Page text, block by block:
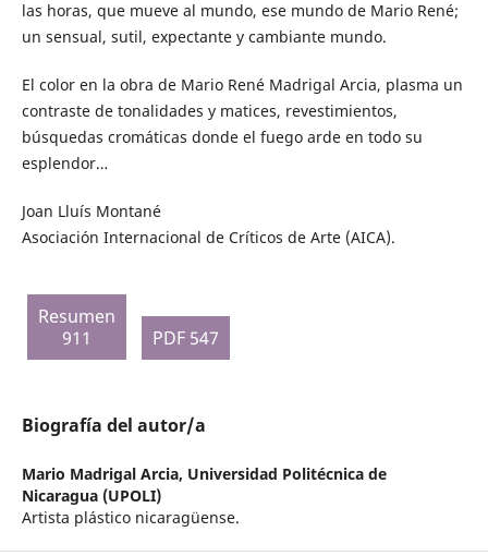
las horas, que mueve al mundo, ese mundo de Mario René;
un sensual, sutil, expectante y cambiante mundo.
El color en la obra de Mario René Madrigal Arcia, plasma un
contraste de tonalidades y matices, revestimientos,
búsquedas cromáticas donde el fuego arde en todo su
esplendor…
Joan Lluís Montané
Asociación Internacional de Críticos de Arte (AICA).
Resumen
911
PDF 547
Biografía del autor/a
Mario Madrigal Arcia, Universidad Politécnica de
Nicaragua (UPOLI)
Artista plástico nicaragüense.